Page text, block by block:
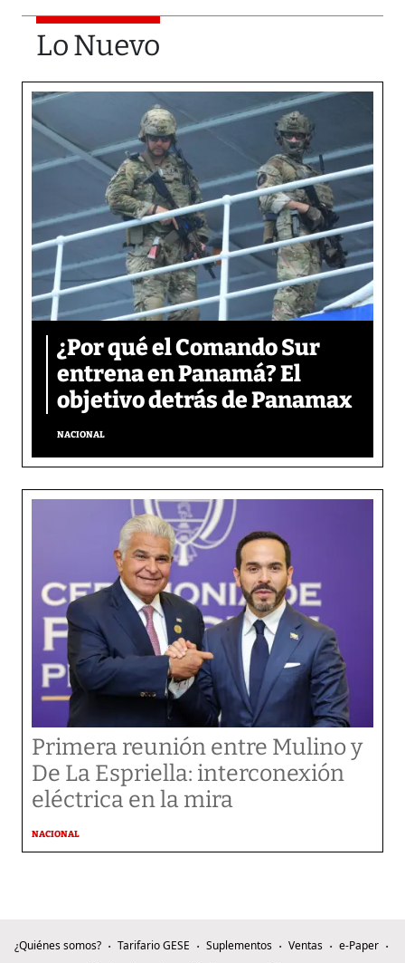
Lo Nuevo
¿Por qué el Comando Sur
entrena en Panamá? El
objetivo detrás de Panamax
NACIONAL
Primera reunión entre Mulino y
De La Espriella: interconexión
eléctrica en la mira
NACIONAL
¿Quiénes somos? Tarifario GESE Suplementos Ventas
e-Paper